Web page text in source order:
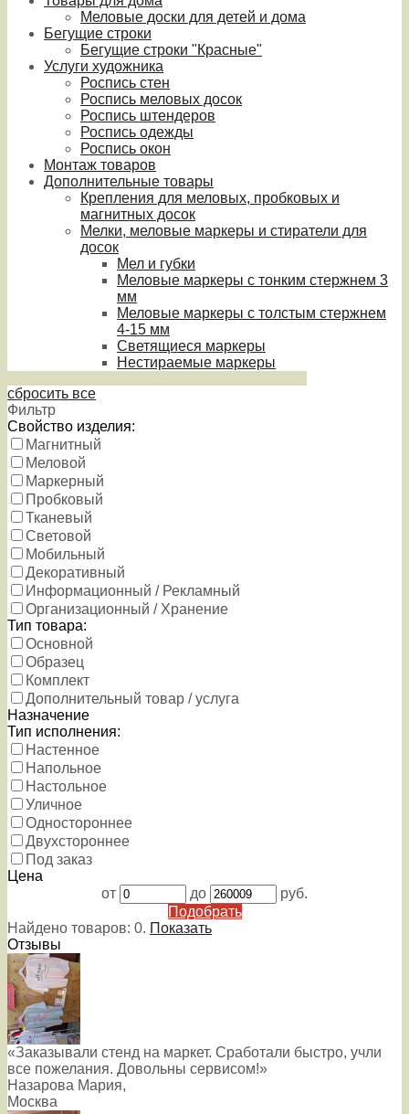
Меловые доски для детей и дома
Бегущие строки
Бегущие строки "Красные"
Услуги художника
Роспись стен
Роспись меловых досок
Роспись штендеров
Роспись одежды
Роспись окон
Монтаж товаров
Дополнительные товары
Крепления для меловых, пробковых и
магнитных досок
Мелки, меловые маркеры и стиратели для
досок
Мел и губки
Меловые маркеры с тонким стержнем 3
мм
Меловые маркеры с толстым стержнем
4-15 мм
Светящиеся маркеры
Нестираемые маркеры
сбросить все
Фильтр
Свойство изделия:
Магнитный
Меловой
Маркерный
Пробковый
Тканевый
Световой
Мобильный
Декоративный
Информационный / Рекламный
Организационный / Хранение
Тип товара:
Основной
Образец
Комплект
Дополнительный товар / услуга
Назначение
Тип исполнения:
Настенное
Напольное
Настольное
Уличное
Одностороннее
Двухстороннее
Под заказ
Цена
от
до
руб.
Подобрать
Найдено товаров: 0. Показать
Отзывы
«Заказывали стенд на маркет. Сработали быстро, учли
все пожелания. Довольны сервисом!»
Назарова Мария,
Москва